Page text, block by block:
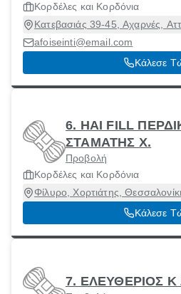
Κορδέλες και Κορδόνια
Κατεβασιάς 39-45, Αχαρνές,
afoiseinti@email.com
Κάλεσε
6. HAI FILL
ΣΤΑΜΑΤΗΣ Χ.
Προβολή
Κορδέλες και Κορδόνια
Φίλυρο, Χορτιάτης,
Κάλεσε
7. ΕΛΕΥΘΕΡΙΟΣ